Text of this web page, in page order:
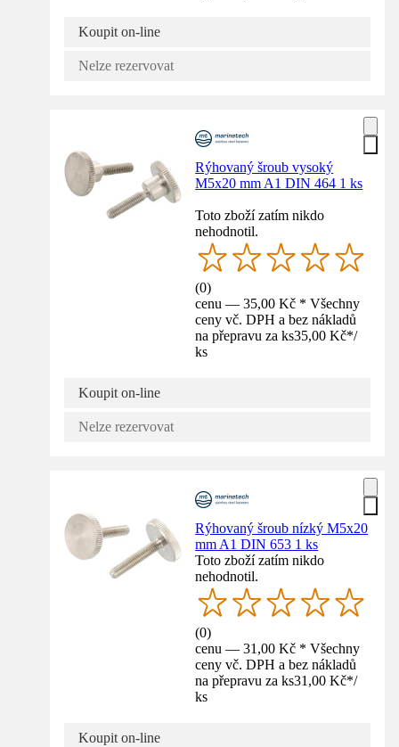
Koupit on-line
Nelze rezervovat
Rýhovaný šroub vysoký
M5x20 mm A1 DIN 464 1 ks
Toto zboží zatím nikdo
nehodnotil.
(0)
cenu — 35,00 Kč * Všechny
ceny vč. DPH a bez nákladů
na přepravu za ks35,00 Kč*/
ks
Koupit on-line
Nelze rezervovat
Rýhovaný šroub nízký M5x20
mm A1 DIN 653 1 ks
Toto zboží zatím nikdo
nehodnotil.
(0)
cenu — 31,00 Kč * Všechny
ceny vč. DPH a bez nákladů
na přepravu za ks31,00 Kč*/
ks
Koupit on-line